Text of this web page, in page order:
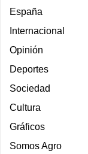
España
Internacional
Opinión
Deportes
Sociedad
Cultura
Gráficos
Somos Agro